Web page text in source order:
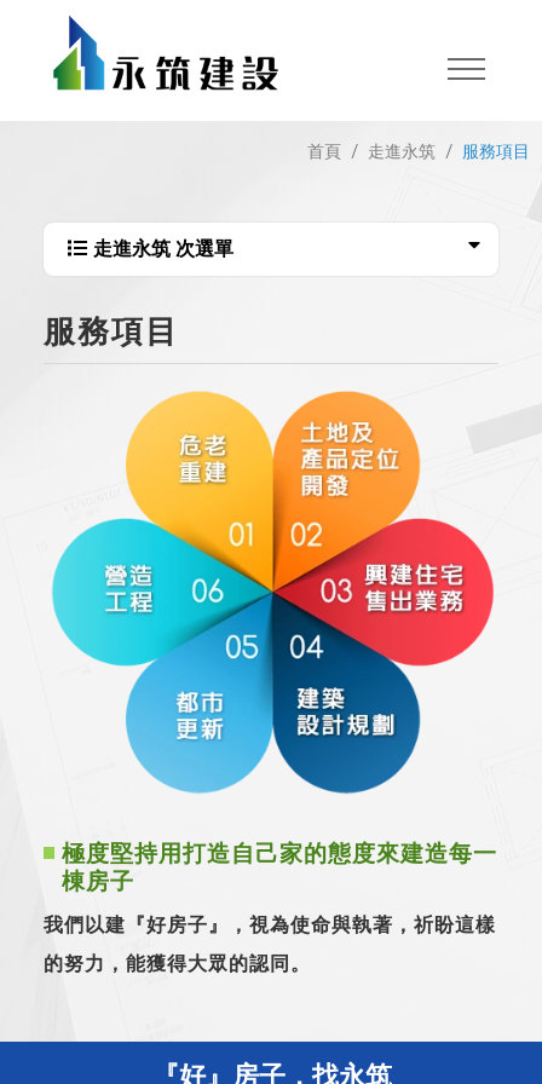
首頁 走進永筑 服務項目
走進永筑 次選單
服務項目
極度堅持用打造自己家的態度來建造每一
棟房子
我們以建『好房子』，視為使命與執著，祈盼這樣
的努力，能獲得大眾的認同。
『好』房子，找永筑